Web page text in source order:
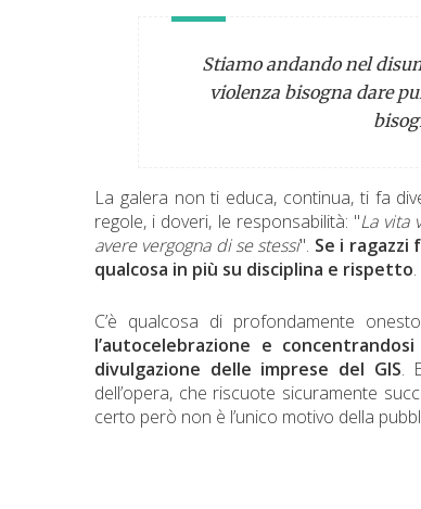
Stiamo andando nel
violenza bisogna dare
La galera non ti educa, continua, ti fa
regole, i doveri, le responsabilità: "La vita
avere vergogna di se stessi". Se i
qualcosa in più su disciplina e rispetto.
C’è qualcosa di profondamente
l’autocelebrazione e
divulgazione delle imprese del GIS.
dell’opera, che riscuote sicuramente
certo però non è l’unico motivo della